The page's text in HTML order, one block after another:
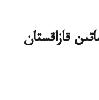
قازاقستان